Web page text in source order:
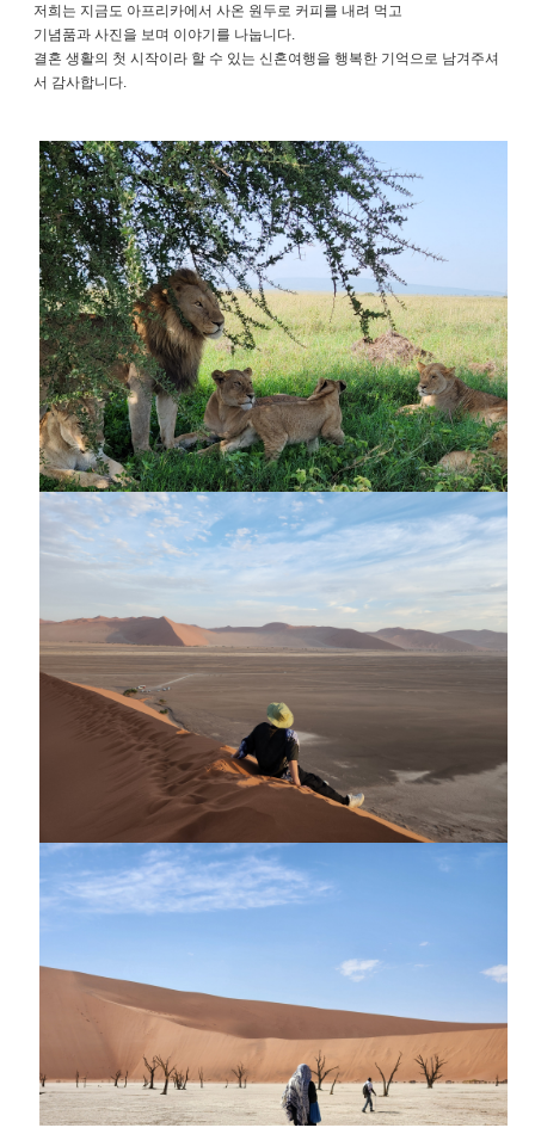
저희는 지금도 아프리카에서 사온 원두로 커피를 내려 먹고
기념품과 사진을 보며 이야기를 나눕니다.
결혼 생활의 첫 시작이라 할 수 있는 신혼여행을 행복한 기억으로 남겨주셔
서 감사합니다.